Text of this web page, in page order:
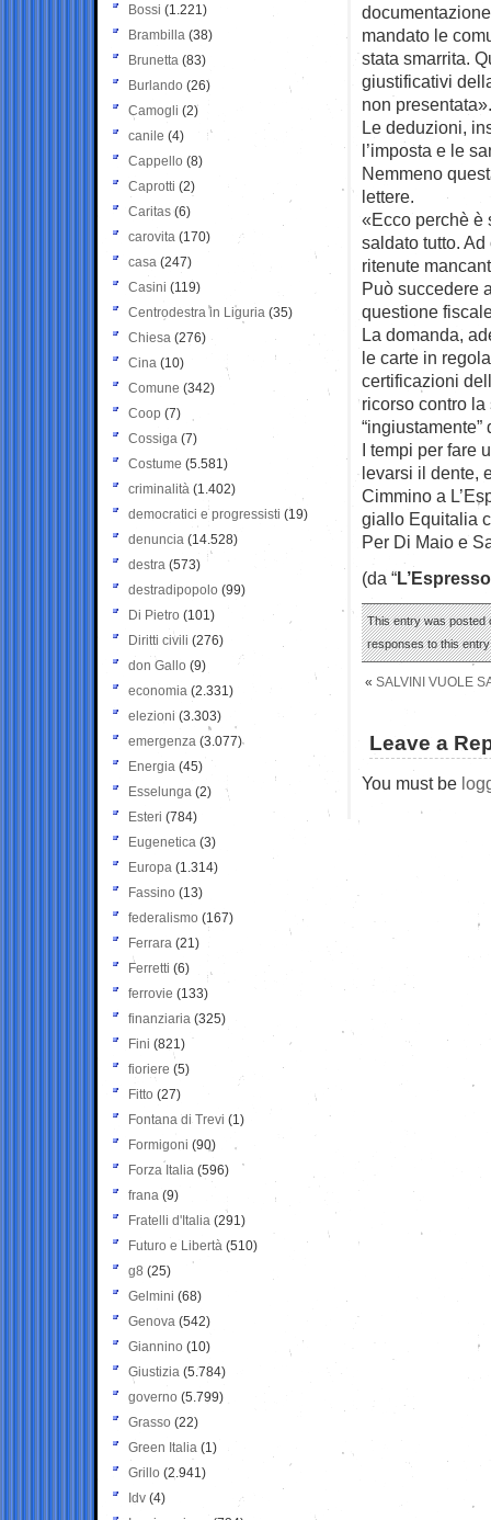
mandato le
stata smarrita.
giustificativi
non presentata».
Le deduzioni,
l’imposta e le
Nemmeno
lettere.
«Ecco perchè è
saldato tutto.
ritenute
Può succedere
questione
La domanda,
le carte in
certificazioni
ricorso contro
“ingiustamente”
I tempi per fare
levarsi il dente,
Cimmino a
giallo Equitalia
Per Di Maio e
(da “
This entry was posted
responses to this
« SALVINI VUOLE
Leave a
You must be
Bossi (1.221)
Brambilla (38)
Brunetta (83)
Burlando (26)
Camogli (2)
canile (4)
Cappello (8)
Caprotti (2)
Caritas (6)
carovita (170)
casa (247)
Casini (119)
Centrodestra in Liguria (35)
Chiesa (276)
Cina (10)
Comune (342)
Coop (7)
Cossiga (7)
Costume (5.581)
criminalità (1.402)
democratici e progressisti (19)
denuncia (14.528)
destra (573)
destradipopolo (99)
Di Pietro (101)
Diritti civili (276)
don Gallo (9)
economia (2.331)
elezioni (3.303)
emergenza (3.077)
Energia (45)
Esselunga (2)
Esteri (784)
Eugenetica (3)
Europa (1.314)
Fassino (13)
federalismo (167)
Ferrara (21)
Ferretti (6)
ferrovie (133)
finanziaria (325)
Fini (821)
fioriere (5)
Fitto (27)
Fontana di Trevi (1)
Formigoni (90)
Forza Italia (596)
frana (9)
Fratelli d'Italia (291)
Futuro e Libertà (510)
g8 (25)
Gelmini (68)
Genova (542)
Giannino (10)
Giustizia (5.784)
governo (5.799)
Grasso (22)
Green Italia (1)
Grillo (2.941)
Idv (4)